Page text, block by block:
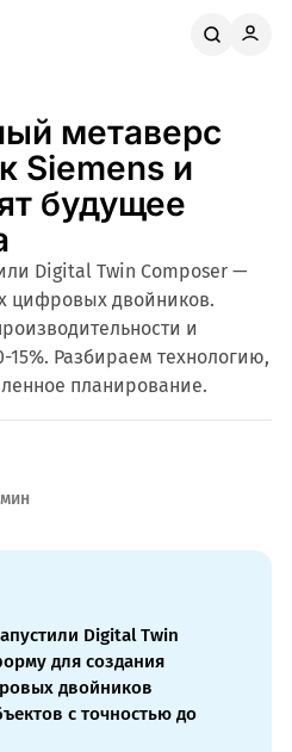
метаверс
Siemens и
будущее
Digital Twin Composer —
цифровых двойников.
и
15%. Разбираем технологию,
планирование.
Digital Twin
для создания
двойников
с точностью до